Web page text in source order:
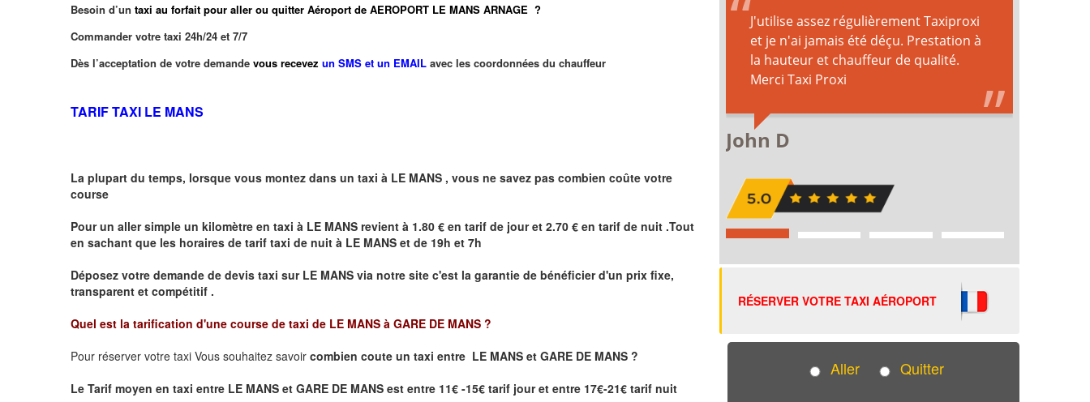
Besoin d’un taxi au forfait pour aller ou quitter Aéroport de AEROPORT LE MANS ARNAGE ?
Commander votre taxi 24h/24 et 7/7
Dès l’acceptation de votre demande vous recevez un SMS et un EMAIL avec les coordonnées du chauffeur
TARIF TAXI LE MANS
La plupart du temps, lorsque vous montez dans un taxi à LE MANS , vous ne savez pas combien coûte votre
course
Pour un aller simple un kilomètre en taxi à LE MANS revient à 1.80 € en tarif de jour et 2.70 € en tarif de nuit .Tout
en sachant que les horaires de tarif taxi de nuit à LE MANS et de 19h et 7h
Déposez votre demande de devis taxi sur LE MANS via notre site c'est la garantie de bénéficier d'un prix fixe,
transparent et compétitif .
Quel est la tarification d'une course de taxi de LE MANS à GARE DE MANS ?
Pour réserver votre taxi Vous souhaitez savoir combien coute un taxi entre LE MANS et GARE DE MANS ?
Le Tarif moyen en taxi entre LE MANS et GARE DE MANS est entre 11€ -15€ tarif jour et entre 17€-21€ tarif nuit
RÉSERVER VOTRE TAXI AÉROPORT
Aller Quitter